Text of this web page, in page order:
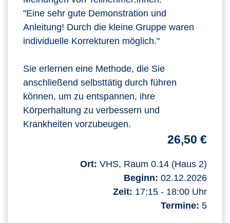
"Eine sehr gute Demonstration und
Anleitung! Durch die kleine Gruppe waren
individuelle Korrekturen möglich."
Sie erlernen eine Methode, die Sie
anschließend selbsttätig durch führen
können, um zu entspannen, ihre
Körperhaltung zu verbessern und
Krankheiten vorzubeugen.
26,50 €
Ort: VHS, Raum 0.14 (Haus 2)
Beginn: 02.12.2026
Zeit: 17:15 - 18:00 Uhr
Termine: 5